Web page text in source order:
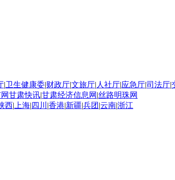
|卫生健康委|财政厅|文旅厅| 人社厅|应急厅|司法厅|
甘肃快讯|甘肃经济信息网 |丝路明珠网
西| 上海| 四川 |香港|新疆|兵团 |云南|浙江